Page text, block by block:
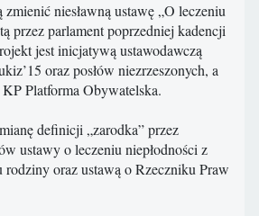
niesławną ustawę „O leczeniu
przez parlament poprzedniej kadencji
jest inicjatywą ustawodawczą
oraz posłów niezrzeszonych, a
KP Platforma Obywatelska.
definicji „zarodka” przez
ustawy o leczeniu niepłodności z
rodziny oraz ustawą o Rzeczniku Praw